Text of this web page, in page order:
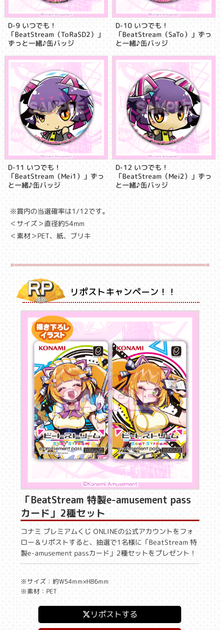
D-9 いつでも！
「BeatStream（ToRaSD2）」
ずっと一緒♪缶バッジ
D-10 いつでも！
「BeatStream（SaTo）」ずっ
と一緒♪缶バッジ
D-11 いつでも！
「BeatStream（Mei1）」ずっ
と一緒♪缶バッジ
D-12 いつでも！
「BeatStream（Mei2）」ずっ
と一緒♪缶バッジ
※賞内の当選確率は1/12です。
＜サイズ＞直径約54mm
＜素材＞PET、紙、ブリキ
リポストキャンペーン！！
「BeatStream 特製e-amusement pass
カード」2種セット
コナミ プレミアムくじ ONLINEの公式アカウントをフォ
ロー＆リポストすると、抽選で1名様に「BeatStream 特
製e-amusement passカード」2種セットをプレゼント！
※サイズ：約W54mm×H86mm
※素材：PET
リポストする